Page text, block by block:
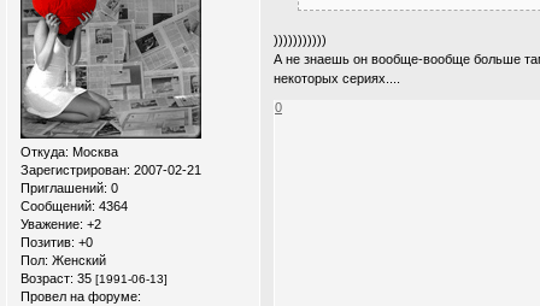
Откуда: Москва
Зарегистрирован: 2007-02-21
Приглашений: 0
Сообщений: 4364
Уважение: +2
Позитив: +0
Пол: Женский
Возраст: 35 [1991-06-13]
Провел на форуме:
)))))))))))
А не знаешь он вообще-вообще больше
некоторых сериях....
0